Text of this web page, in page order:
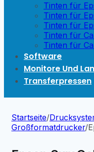
Tinten für
Tinten für
Tinten für
Tinten für
Tinten für
Software
Monitore Und
Transferpressen
Startseite/
Großformatdrucker/